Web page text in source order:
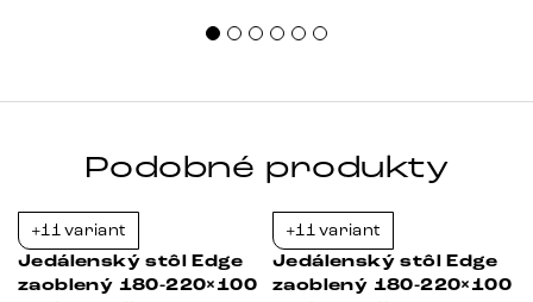
Podobné produkty
+11 variant
Jedálenský stôl Edge
zaoblený 180-220×100
+11 variant
Jedálenský stôl Edge
zaoblený 180-220×100